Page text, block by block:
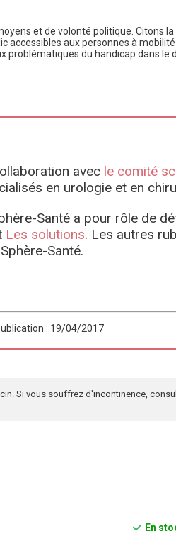
et de volonté politique. Citons
aux personnes à
problématiques du handicap dans
avec le comité
en urologie et en
Santé a pour rôle de
Les solutions. Les autres
Santé.
: 19/04/2017
Si vous souffrez d'incontinence,
En